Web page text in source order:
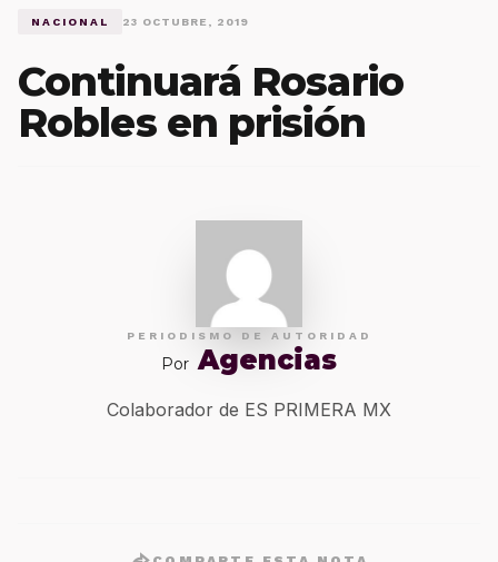
NACIONAL 23 OCTUBRE, 2019
Continuará Rosario
Robles en prisión
PERIODISMO DE AUTORIDAD
Por Agencias
Colaborador de ES PRIMERA MX